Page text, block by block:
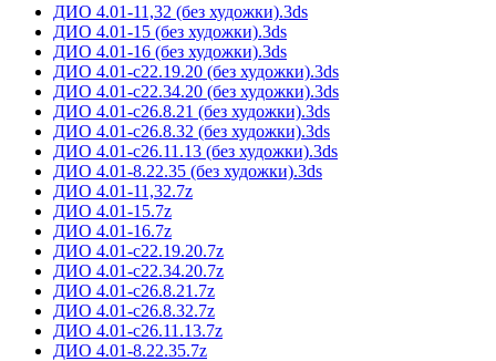
ДИО 4.01-11,32 (без художки).3ds
ДИО 4.01-15 (без художки).3ds
ДИО 4.01-16 (без художки).3ds
ДИО 4.01-с22.19.20 (без художки).3ds
ДИО 4.01-с22.34.20 (без художки).3ds
ДИО 4.01-с26.8.21 (без художки).3ds
ДИО 4.01-с26.8.32 (без художки).3ds
ДИО 4.01-с26.11.13 (без художки).3ds
ДИО 4.01-8.22.35 (без художки).3ds
ДИО 4.01-11,32.7z
ДИО 4.01-15.7z
ДИО 4.01-16.7z
ДИО 4.01-с22.19.20.7z
ДИО 4.01-с22.34.20.7z
ДИО 4.01-с26.8.21.7z
ДИО 4.01-с26.8.32.7z
ДИО 4.01-с26.11.13.7z
ДИО 4.01-8.22.35.7z